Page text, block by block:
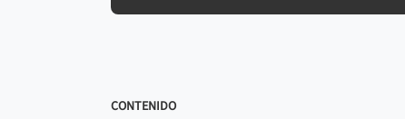
CONTENIDO